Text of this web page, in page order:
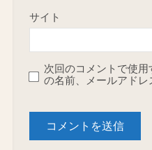
サイト
次回のコメントで使
の名前、メールアドレ